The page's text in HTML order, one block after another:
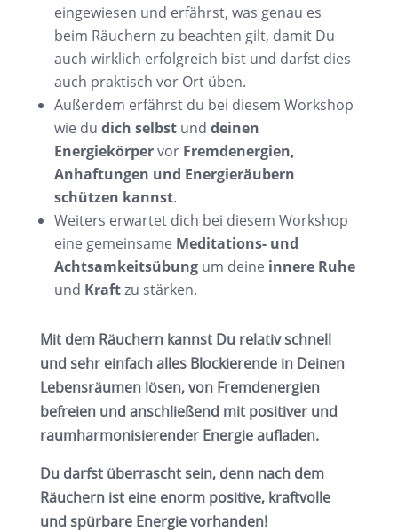
eingewiesen und erfährst, was genau es
beim Räuchern zu beachten gilt, damit Du
auch wirklich erfolgreich bist und darfst dies
auch praktisch vor Ort üben.
Außerdem erfährst du bei diesem Workshop
wie du dich selbstund deinen
EnergiekörpervorFremdenergien,
Anhaftungen und Energieräubern
schützen kannst.
Weiters erwartet dich bei diesem Workshop
eine gemeinsame Meditations- und
Achtsamkeitsübungum deine innere Ruhe
und Kraftzu stärken.
Mit dem Räuchern kannst Du relativ schnell
und sehr einfach alles Blockierende in Deinen
Lebensräumen lösen, von Fremdenergien
befreien und anschließend mit positiver und
raumharmonisierender Energie aufladen.
Du darfst überrascht sein, denn nach dem
Räuchern ist eine enorm positive, kraftvolle
und spürbare Energie vorhanden!